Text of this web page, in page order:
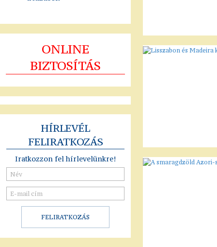
ONLINE
BIZTOSÍTÁS
HÍRLEVÉL
FELIRATKOZÁS
Iratkozzon fel hírlevelünkre!